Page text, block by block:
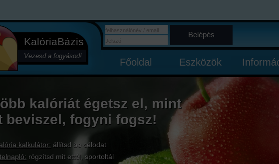
KalóriaBázis
Vezesd a fogyásod!
Belépés
Főoldal Eszközök
kalóriát égetsz el, mint
beviszel, fogyni fogsz!
kalkulátor: állítsd be célodat
rögzítsd mit ettél, sportoltál